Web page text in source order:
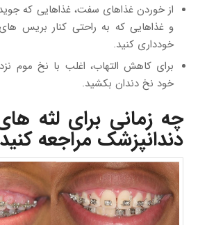
از خوردن غذاهای سفت، غذاهایی که
و غذاهایی که به راحتی کنار بریس
خودداری کنید.
برای کاهش التهاب، اغلب با نخ موم
خود نخ دندان بکشید.
چه زمانی برای لثه
دندانپزشک مراجعه